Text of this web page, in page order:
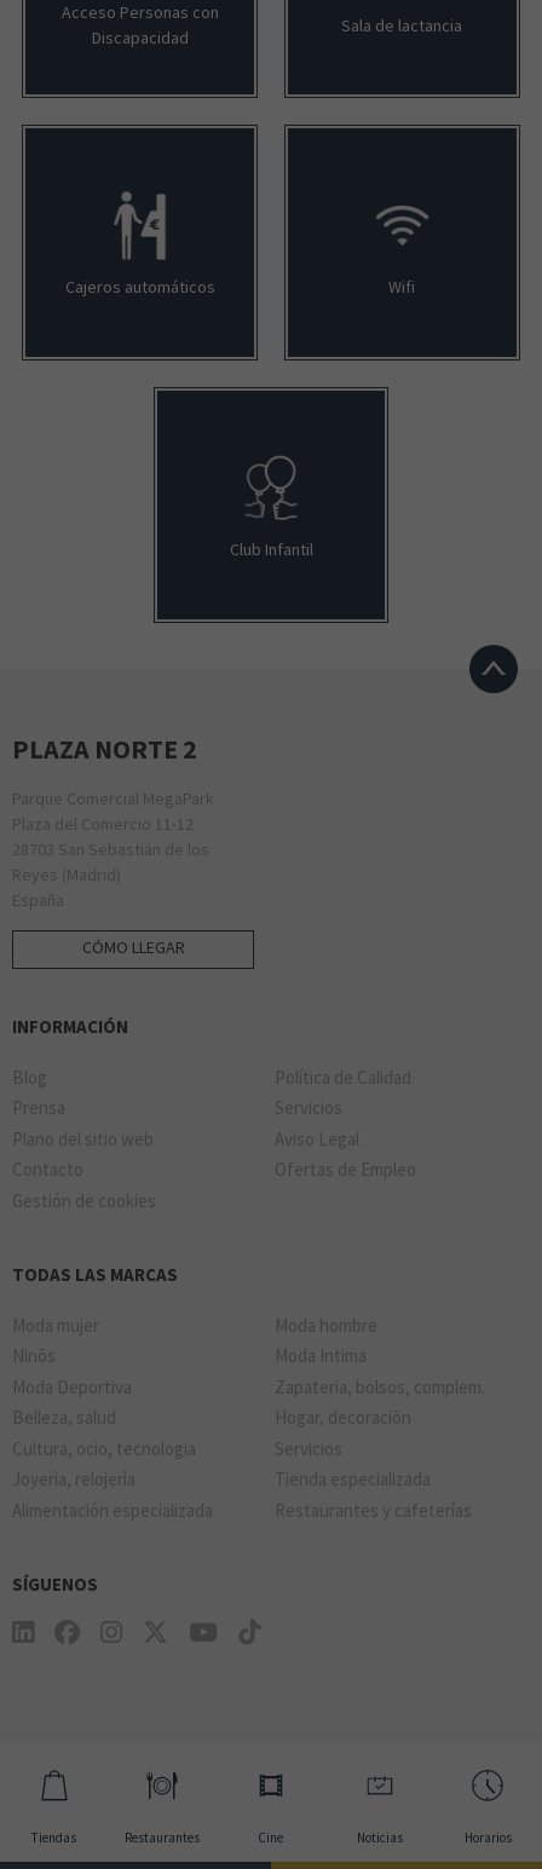
Acceso Personas con
Discapacidad
Sala de lactancia
Cajeros automáticos Wifi
Club Infantil
PLAZA NORTE 2
Parque Comercial MegaPark
Plaza del Comercio 11-12
28703 San Sebastián de los
Reyes (Madrid)
España
CÓMO LLEGAR
INFORMACIÓN
Blog
Política de Calidad
Prensa
Servicios
Plano del sitio web
Aviso Legal
Contacto
Ofertas de Empleo
Gestión de cookies
TODAS LAS MARCAS
Moda mujer
Moda hombre
Ninõs
Moda Intima
Moda Deportiva
Zapateria, bolsos, complem.
Belleza, salud
Hogar, decoraciõn
Cultura, ocio, tecnologia
Servicios
Joyerìa, relojerìa
Tienda especializada
Alimentación especializada
Restaurantes y cafeterías
SÍGUENOS
Tiendas Restaurantes Cine Noticias Horarios